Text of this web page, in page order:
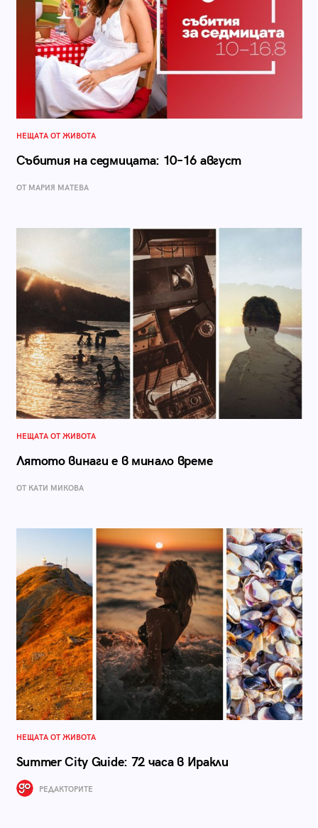
НЕЩАТА ОТ ЖИВОТА
Събития на седмицата: 10–16 август
ОТ МАРИЯ МАТЕВА
НЕЩАТА ОТ ЖИВОТА
Лятото винаги е в минало време
ОТ КАТИ МИКОВА
НЕЩАТА ОТ ЖИВОТА
Summer City Guide: 72 часа в Иракли
РЕДАКТОРИТЕ